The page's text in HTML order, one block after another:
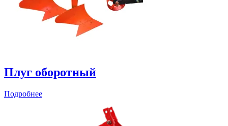
Плуг оборотный
Подробнее